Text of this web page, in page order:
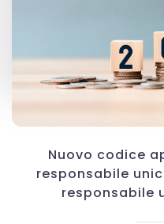
Nuovo codice
responsabile
responsabile